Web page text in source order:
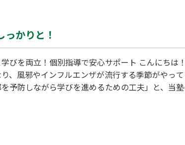
かりと！
びを両立！個別指導で安心サポート こんにちは
、風邪やインフルエンザが流行する季節がやっ
しながら学びを進めるための工夫」と、当塾の取り組みについてお